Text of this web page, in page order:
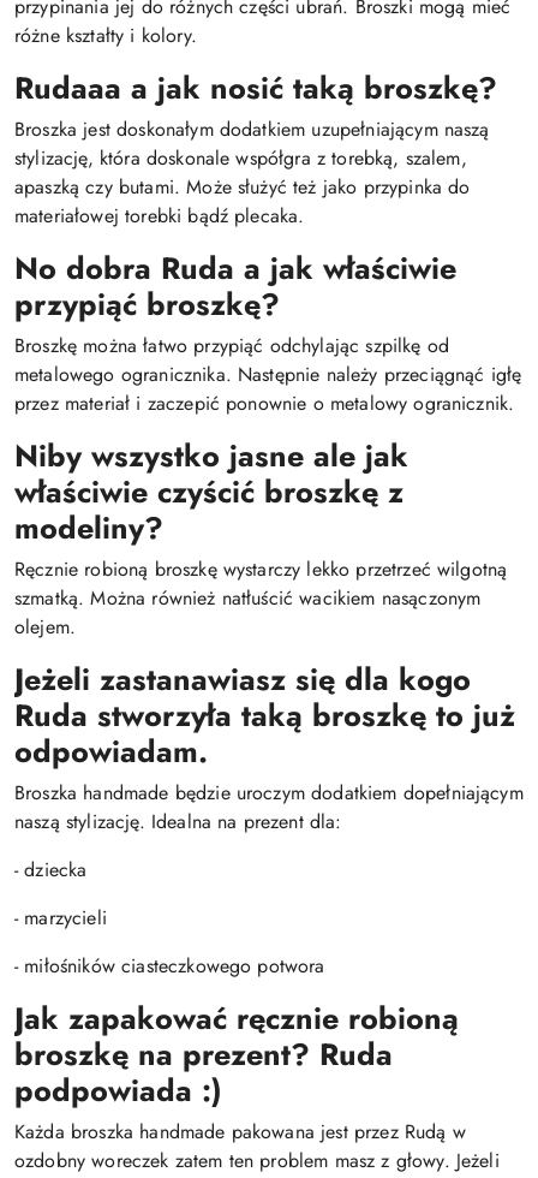
przypinania jej do różnych części ubrań. Broszki mogą mieć
różne kształty i kolory.
Rudaaa a jak nosić taką broszkę?
Broszka jest doskonałym dodatkiem uzupełniającym naszą
stylizację, która doskonale współgra z torebką, szalem,
apaszką czy butami. Może służyć też jako przypinka do
materiałowej torebki bądź plecaka.
No dobra Ruda a jak właściwie
przypiąć broszkę?
Broszkę można łatwo przypiąć odchylając szpilkę od
metalowego ogranicznika. Następnie należy przeciągnąć igłę
przez materiał i zaczepić ponownie o metalowy ogranicznik.
Niby wszystko jasne ale jak
właściwie czyścić broszkę z
modeliny?
Ręcznie robioną broszkę wystarczy lekko przetrzeć wilgotną
szmatką. Można również natłuścić wacikiem nasączonym
olejem.
Jeżeli zastanawiasz się dla kogo
Ruda stworzyła taką broszkę to już
odpowiadam.
Broszka handmade będzie uroczym dodatkiem dopełniającym
naszą stylizację. Idealna na prezent dla:
- dziecka
- marzycieli
- miłośników ciasteczkowego potwora
Jak zapakować ręcznie robioną
broszkę na prezent? Ruda
podpowiada :)
Każda broszka handmade pakowana jest przez Rudą w
ozdobny woreczek zatem ten problem masz z głowy. Jeżeli